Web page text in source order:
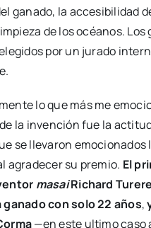
gana­do, la acce­si­bi­li­dad
de los océa­nos. Los
por un jura­do
lo que más me
la inven­ción fue la
se lle­va­ron emo­cio­na­dos
agra­de­cer su pre­mio. El
masaiRichard
gana­do con solo 22 años,
—en este ulti­mo caso